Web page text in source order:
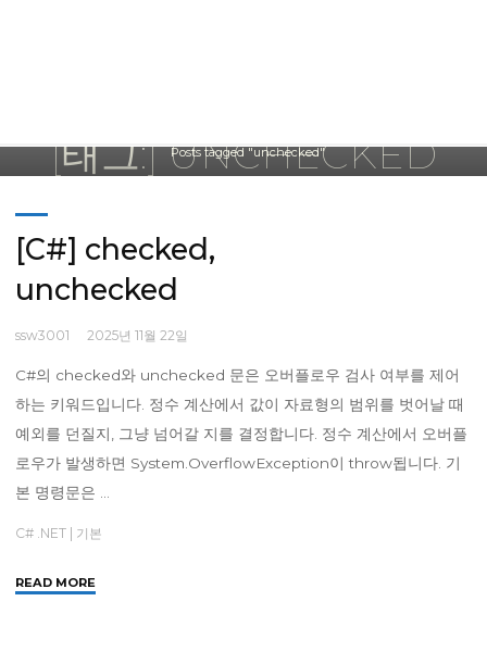
[태그:] UNCHECKED
Home
Posts tagged "unchecked"
[C#] checked,
unchecked
ssw3001 2025년 11월 22일
C#의 checked와 unchecked 문은 오버플로우 검사 여부를 제어
하는 키워드입니다. 정수 계산에서 값이 자료형의 범위를 벗어날 때
예외를 던질지, 그냥 넘어갈 지를 결정합니다. 정수 계산에서 오버플
로우가 발생하면 System.OverflowException이 throw됩니다. 기
본 명령문은 …
C# .NET 기본
READ MORE